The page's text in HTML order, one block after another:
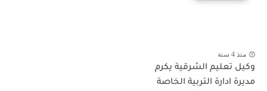
منذ 4 سنة
وكيل تعليم الشرقية يكرم
مديرة ادارة التربية الخاصة